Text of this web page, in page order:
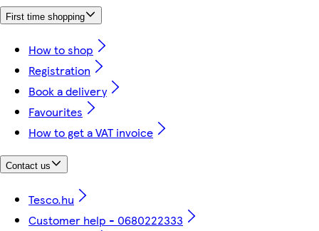
First time shopping
How to shop
Registration
Book a delivery
Favourites
How to get a VAT invoice
Contact us
Tesco.hu
Customer help - 0680222333